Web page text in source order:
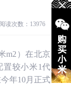
读次数：13976
m2）在北京
置较小米1代
年10月正式